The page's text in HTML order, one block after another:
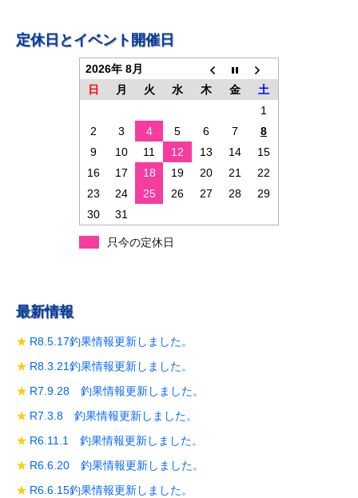
ビ定休日とイベント開催日
2026年 8月
日
月 火 水 木 金
土
1
2
3 4 5 6 7
8
9
10 11 12 13 14
15
16
17 18 19 20 21
22
23
24 25 26 27 28
29
30
31
只今の定休日
最新情報
R8.5.17釣果情報更新しました。
R8.3.21釣果情報更新しました。
R7.9.28 釣果情報更新しました。
R7.3.8 釣果情報更新しました。
R6.11.1 釣果情報更新しました。
R6.6.20 釣果情報更新しました。
R6.6.15釣果情報更新しました。